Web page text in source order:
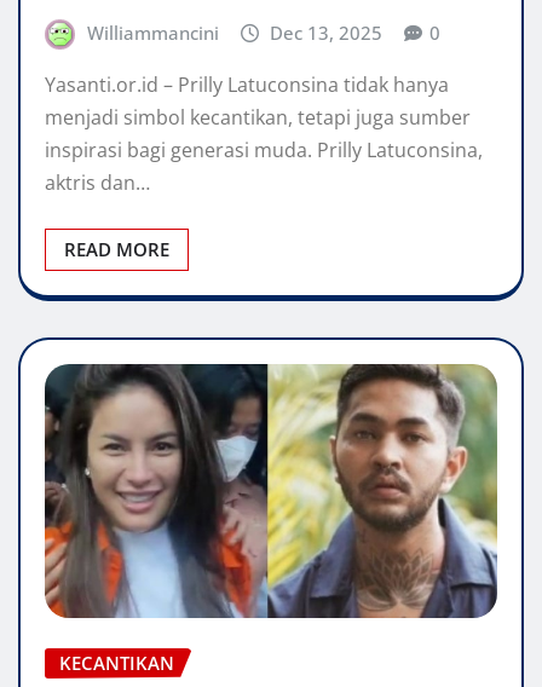
Williammancini Dec 13, 2025 0
Yasanti.or.id – Prilly Latuconsina tidak hanya
menjadi simbol kecantikan, tetapi juga sumber
inspirasi bagi generasi muda. Prilly Latuconsina,
aktris dan…
READ MORE
KECANTIKAN